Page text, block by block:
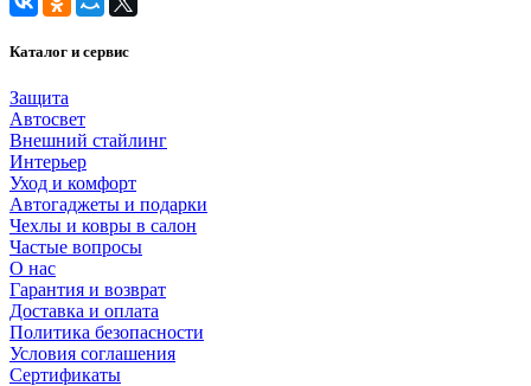
Каталог и сервис
Защита
Автосвет
Внешний стайлинг
Интерьер
Уход и комфорт
Автогаджеты и подарки
Чехлы и ковры в салон
Частые вопросы
О нас
Гарантия и возврат
Доставка и оплата
Политика безопасности
Условия соглашения
Сертификаты